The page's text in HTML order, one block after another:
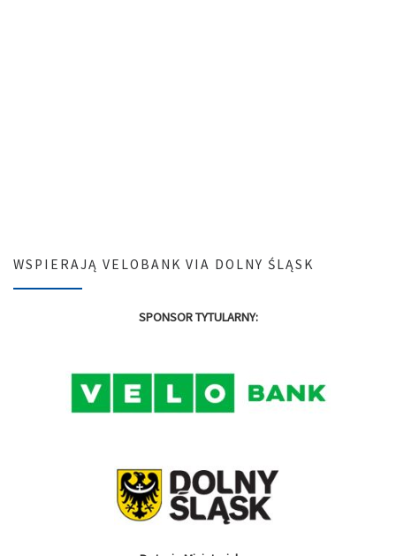
WSPIERAJĄ VELOBANK VIA DOLNY ŚLĄSK
SPONSOR TYTULARNY: